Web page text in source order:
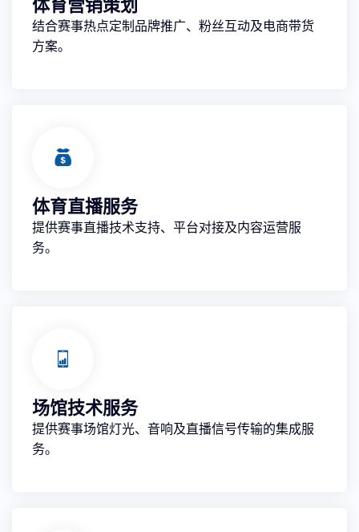
体育营销策划
结合赛事热点定制品牌推广、粉丝互动及电商带货
方案。
体育直播服务
提供赛事直播技术支持、平台对接及内容运营服
务。
场馆技术服务
提供赛事场馆灯光、音响及直播信号传输的集成服
务。